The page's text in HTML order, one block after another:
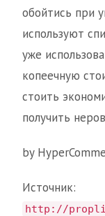
обойтись при
используют
уже
копеечную
стоить
получить
by
Источник:
http://